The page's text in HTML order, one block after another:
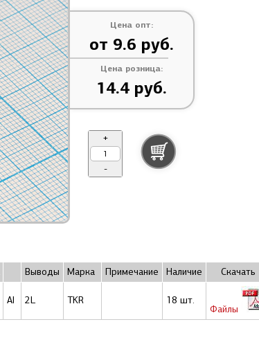
Цена опт:
от 9.6 руб.
Цена розница:
14.4 руб.
+
-
Выводы Марка Примечание Наличие Скачать
Al 2L TKR 18 шт.
Файлы